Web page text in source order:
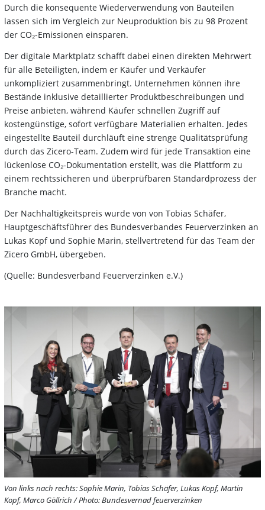
Durch die konsequente Wiederverwendung von Bauteilen
lassen sich im Vergleich zur Neuproduktion bis zu 98 Prozent
der CO₂-Emissionen einsparen.
Der digitale Marktplatz schafft dabei einen direkten Mehrwert
für alle Beteiligten, indem er Käufer und Verkäufer
unkompliziert zusammenbringt. Unternehmen können ihre
Bestände inklusive detaillierter Produktbeschreibungen und
Preise anbieten, während Käufer schnellen Zugriff auf
kostengünstige, sofort verfügbare Materialien erhalten. Jedes
eingestellte Bauteil durchläuft eine strenge Qualitätsprüfung
durch das Zicero-Team. Zudem wird für jede Transaktion eine
lückenlose CO₂-Dokumentation erstellt, was die Plattform zu
einem rechtssicheren und überprüfbaren Standardprozess der
Branche macht.
Der Nachhaltigkeitspreis wurde von von Tobias Schäfer,
Hauptgeschäftsführer des Bundesverbandes Feuerverzinken an
Lukas Kopf und Sophie Marin, stellvertretend für das Team der
Zicero GmbH, übergeben.
(Quelle: Bundesverband Feuerverzinken e.V.)
Von links nach rechts: Sophie Marin, Tobias Schäfer, Lukas Kopf, Martin
Kopf, Marco Göllrich / Photo: Bundesvernad feuerverzinken